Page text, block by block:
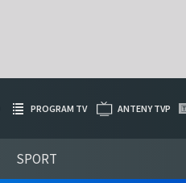
SPORT
PROGRAM TV ANTENY TVP